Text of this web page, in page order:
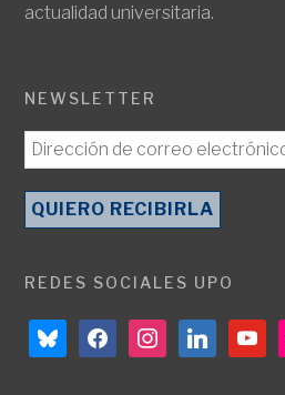
actualidad universitaria.
NEWSLETTER
REDES SOCIALES UPO
blueskyfacebookinstagramlinkedin